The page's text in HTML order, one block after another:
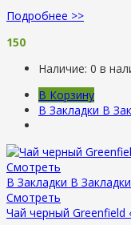
Подробнее >>
150
Наличие: 0 в
В Корзину
В Закладки В
Смотреть
В Закладки В Закладки
Смотреть
Чай черный Greenfield